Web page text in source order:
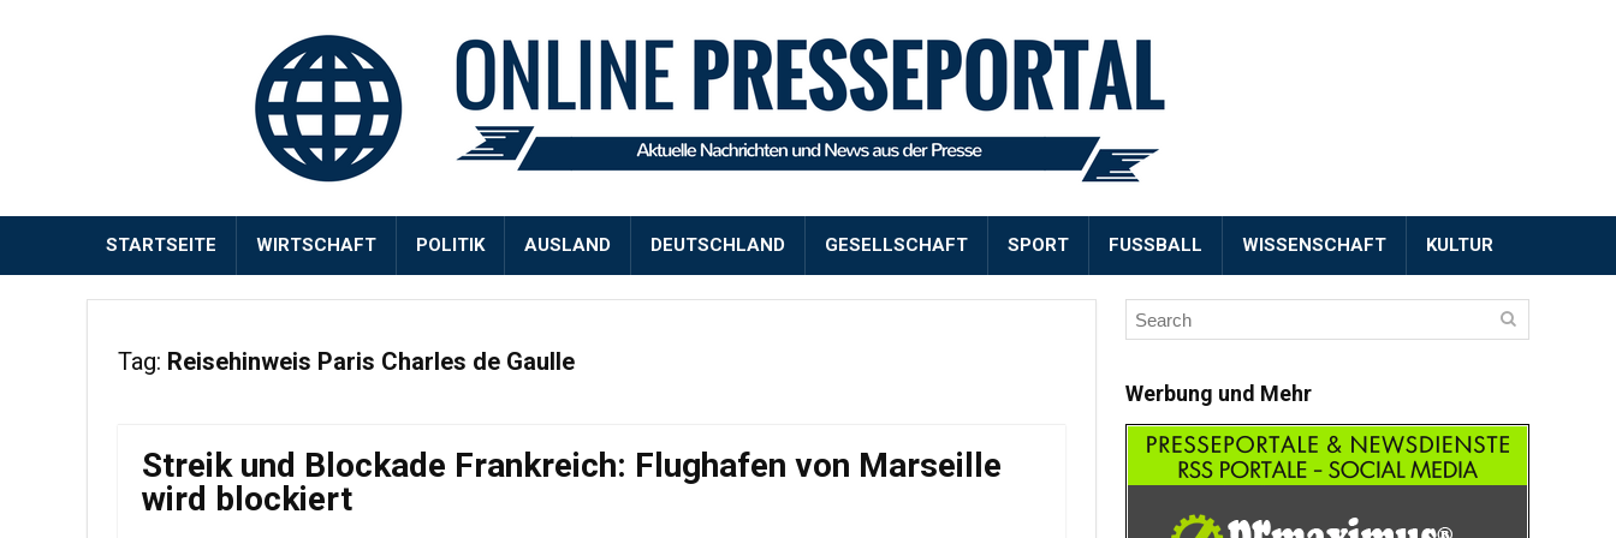
STARTSEITE WIRTSCHAFT POLITIK AUSLAND DEUTSCHLAND GESELLSCHAFT SPORT FUSSBALL WISSENSCHAFT KULTUR
Tag: Reisehinweis Paris Charles de Gaulle
Streik und Blockade Frankreich: Flughafen von Marseille
wird blockiert
Werbung und Mehr